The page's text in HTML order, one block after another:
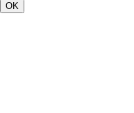
OK